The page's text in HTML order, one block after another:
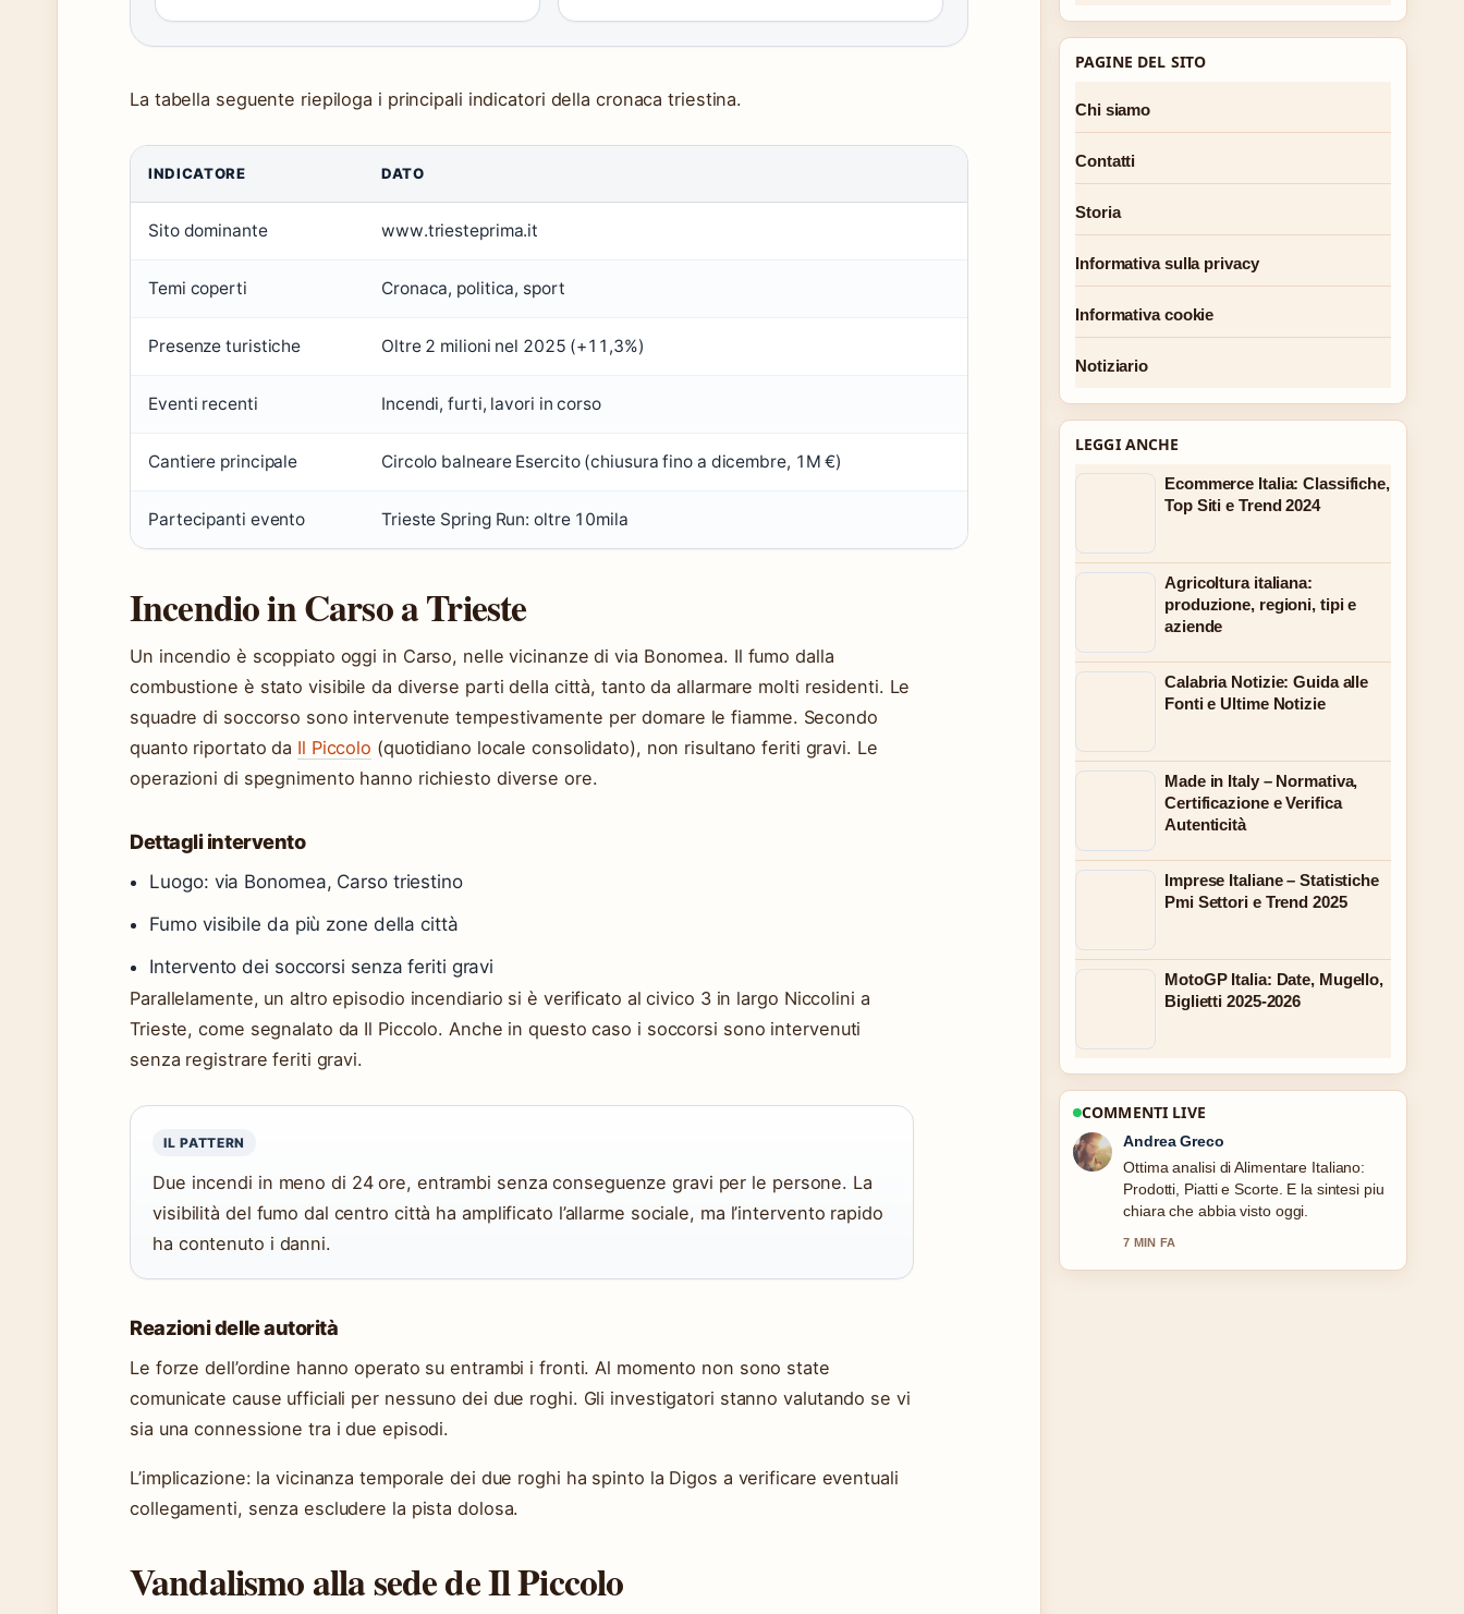
La tabella seguente riepiloga i principali indicatori della cronaca triestina.
INDICATORE DATO
Sito dominante www.triesteprima.it
Temi coperti Cronaca, politica, sport
Presenze turistiche Oltre 2 milioni nel 2025 (+11,3%)
Eventi recenti Incendi, furti, lavori in corso
Cantiere principale Circolo balneare Esercito (chiusura fino a dicembre, 1M €)
Partecipanti evento Trieste Spring Run: oltre 10mila
Incendio in Carso a Trieste
Un incendio è scoppiato oggi in Carso, nelle vicinanze di via Bonomea. Il fumo dalla
combustione è stato visibile da diverse parti della città, tanto da allarmare molti residenti. Le
squadre di soccorso sono intervenute tempestivamente per domare le fiamme. Secondo
quanto riportato da Il Piccolo (quotidiano locale consolidato), non risultano feriti gravi. Le
operazioni di spegnimento hanno richiesto diverse ore.
Dettagli intervento
Luogo: via Bonomea, Carso triestino
Fumo visibile da più zone della città
Intervento dei soccorsi senza feriti gravi
Parallelamente, un altro episodio incendiario si è verificato al civico 3 in largo Niccolini a
Trieste, come segnalato da Il Piccolo. Anche in questo caso i soccorsi sono intervenuti
senza registrare feriti gravi.
IL PATTERN
Due incendi in meno di 24 ore, entrambi senza conseguenze gravi per le persone. La
visibilità del fumo dal centro città ha amplificato l’allarme sociale, ma l’intervento rapido
ha contenuto i danni.
Reazioni delle autorità
Le forze dell’ordine hanno operato su entrambi i fronti. Al momento non sono state
comunicate cause ufficiali per nessuno dei due roghi. Gli investigatori stanno valutando se vi
sia una connessione tra i due episodi.
L’implicazione: la vicinanza temporale dei due roghi ha spinto la Digos a verificare eventuali
collegamenti, senza escludere la pista dolosa.
Vandalismo alla sede de Il Piccolo
PAGINE DEL SITO
Chi siamo
Contatti
Storia
Informativa sulla privacy
Informativa cookie
Notiziario
LEGGI ANCHE
Ecommerce Italia: Classifiche,
Top Siti e Trend 2024
Agricoltura italiana:
produzione, regioni, tipi e
aziende
Calabria Notizie: Guida alle
Fonti e Ultime Notizie
Made in Italy – Normativa,
Certificazione e Verifica
Autenticità
Imprese Italiane – Statistiche
Pmi Settori e Trend 2025
MotoGP Italia: Date, Mugello,
Biglietti 2025-2026
COMMENTI LIVE
Sara Moretti
Seguo da vicino Esteri Italia: Ministro,
Funzioni MAECI, Guida completa –
apprezzo il tono equilibrato di questa